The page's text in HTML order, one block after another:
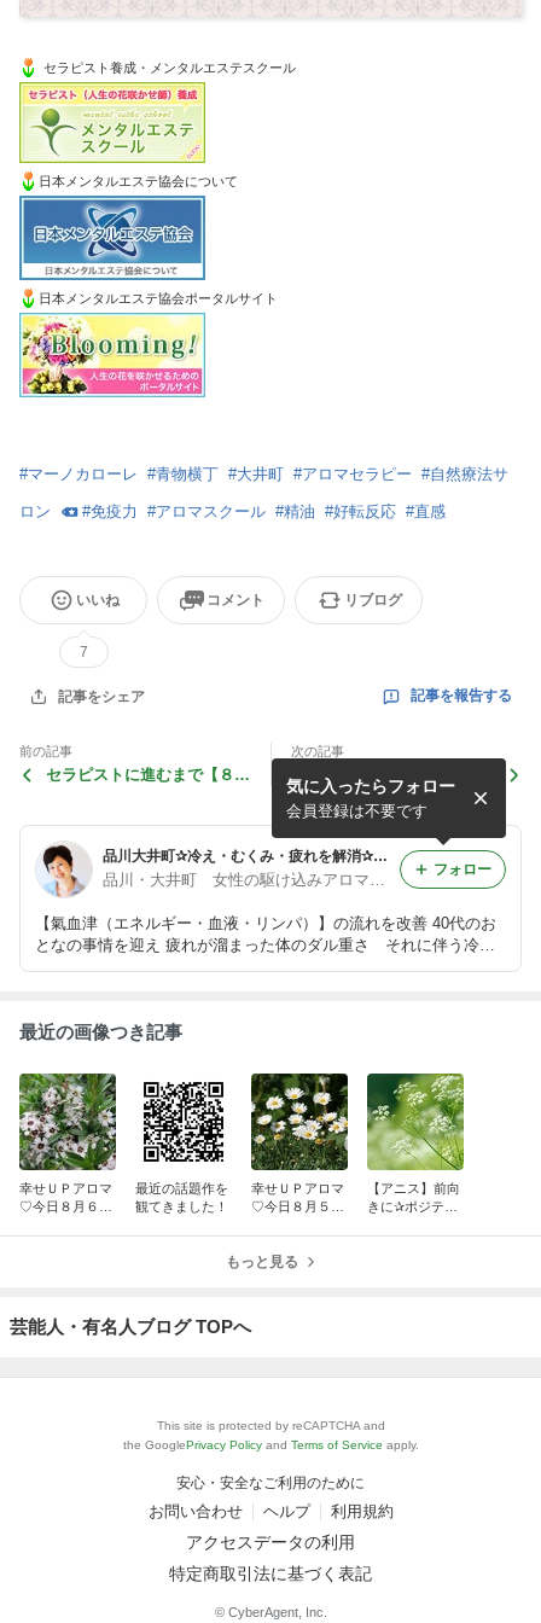
セラピスト養成・メンタルエステスクール
日本メンタルエステ協会について
日本メンタルエステ協会ポータルサイト
#マーノカローレ #青物横丁 #大井町 #アロマセラピー #自然療法サ
ロン #免疫力 #アロマスクール #精油 #好転反応 #直感
いいね
7
コメント リブログ
記事をシェア 記事を報告する
前の記事
セラピストに進むまで【８】
次の記事
幸せＵＰアロマ♡今日６月１
２日のメッセージ
品川大井町✰冷え・むくみ・疲れを解消✰代謝UPアロマサロン
品川・大井町 女性の駆け込みアロマサロン”マーノカローレ”：大野文枝
【氣血津（エネルギー・血液・リンパ）】の流れを改善 40代のお
となの事情を迎え 疲れが溜まった体のダル重さ それに伴う冷
気に入ったらフォロー
会員登録は不要です
フォロー
最近の画像つき記事
幸せＵＰアロマ
♡今日８月６日
最近の話題作を
観てきました！
幸せＵＰアロマ
♡今日８月５日
【アニス】前向
きに✰ポジティ
もっと見る
芸能人・有名人ブログ TOPへ
This site is protected by reCAPTCHA and
the GooglePrivacy Policy and Terms of Service apply.
安心・安全なご利用のために
お問い合わせ ヘルプ 利用規約
アクセスデータの利用
特定商取引法に基づく表記
© CyberAgent, Inc.